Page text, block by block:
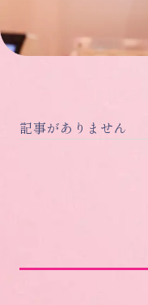
記事がありません